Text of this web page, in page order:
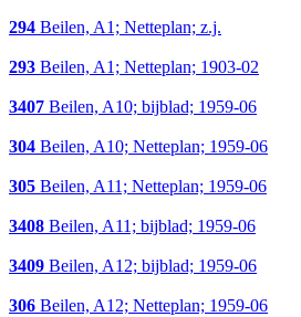
294 Beilen, A1; Netteplan; z.j.
293 Beilen, A1; Netteplan; 1903-02
3407 Beilen, A10; bijblad; 1959-06
304 Beilen, A10; Netteplan; 1959-06
305 Beilen, A11; Netteplan; 1959-06
3408 Beilen, A11; bijblad; 1959-06
3409 Beilen, A12; bijblad; 1959-06
306 Beilen, A12; Netteplan; 1959-06